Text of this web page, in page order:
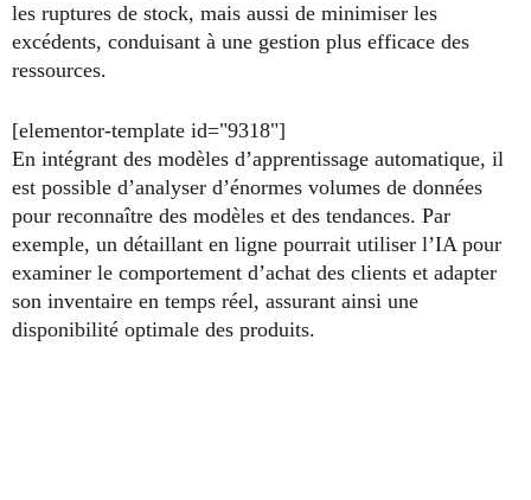
les ruptures de stock, mais aussi de minimiser les
excédents, conduisant à une gestion plus efficace des
ressources.
[elementor-template id="9318"]
En intégrant des modèles d’apprentissage automatique, il
est possible d’analyser d’énormes volumes de données
pour reconnaître des modèles et des tendances. Par
exemple, un détaillant en ligne pourrait utiliser l’IA pour
examiner le comportement d’achat des clients et adapter
son inventaire en temps réel, assurant ainsi une
disponibilité optimale des produits.